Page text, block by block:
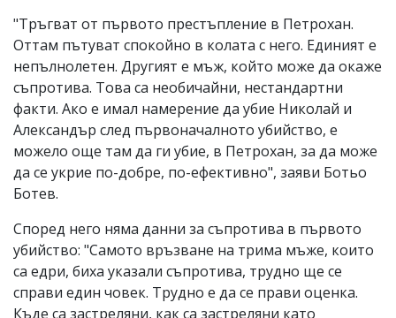
"Тръгват от първото престъпление в Петрохан.
Оттам пътуват спокойно в колата с него. Единият е
непълнолетен. Другият е мъж, който може да окаже
съпротива. Това са необичайни, нестандартни
факти. Ако е имал намерение да убие Николай и
Александър след първоначалното убийство, е
можело още там да ги убие, в Петрохан, за да може
да се укрие по-добре, по-ефективно", заяви Ботьо
Ботев.
Според него няма данни за съпротива в първото
убийство: "Самото връзване на трима мъже, които
са едри, биха указали съпротива, трудно ще се
справи един човек. Трудно е да се прави оценка.
Къде са застреляни, как са застреляни като